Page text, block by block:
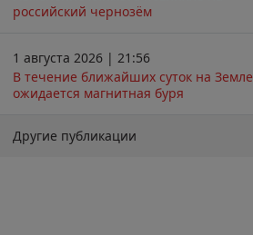
российский чернозём
1 августа 2026 | 21:56
В течение ближайших суток на Земле
ожидается магнитная буря
Другие публикации